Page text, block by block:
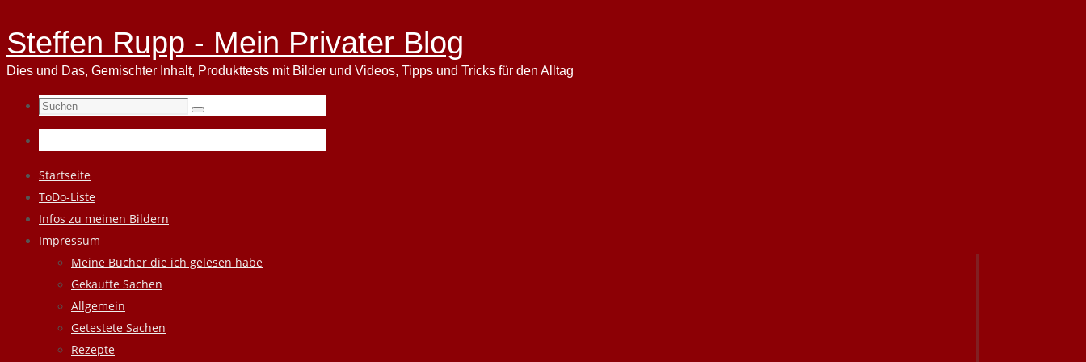
Steffen Rupp - Mein Privater Blog
Dies und Das, Gemischter Inhalt, Produkttests mit Bilder und Videos, Tipps und Tricks für den Alltag
Suchen
nach:
Suchen
Zum
Inhalt
springen
Startseite
ToDo-Liste
Infos zu meinen Bildern
Impressum
Meine Bücher die ich gelesen habe
Gekaufte Sachen
Allgemein
Getestete Sachen
Rezepte